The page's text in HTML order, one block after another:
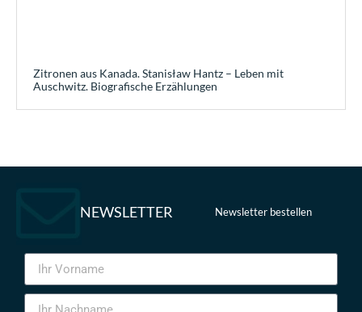
Zitronen aus Kanada. Stanisław Hantz – Leben mit
Auschwitz. Biografische Erzählungen
NEWSLETTER Newsletter bestellen